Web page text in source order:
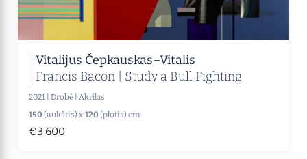
Vitalijus Čepkauskas–Vitalis
Francis Bacon | Study a Bull Fighting
2021 Drobė Akrilas
150 (aukštis) x120 (plotis) cm
€3 600